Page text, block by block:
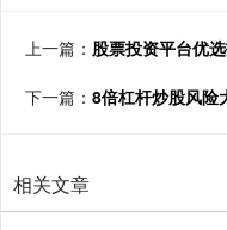
上一篇： 股票投资平台优
下一篇： 8倍杠杆炒股风险
相关文章